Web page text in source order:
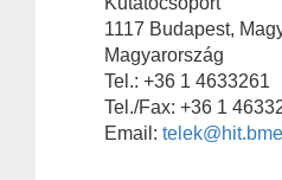
1117 Budapest,
Magyarország
Tel.: +36 1 4633261
Tel./Fax: +36 1
Email: